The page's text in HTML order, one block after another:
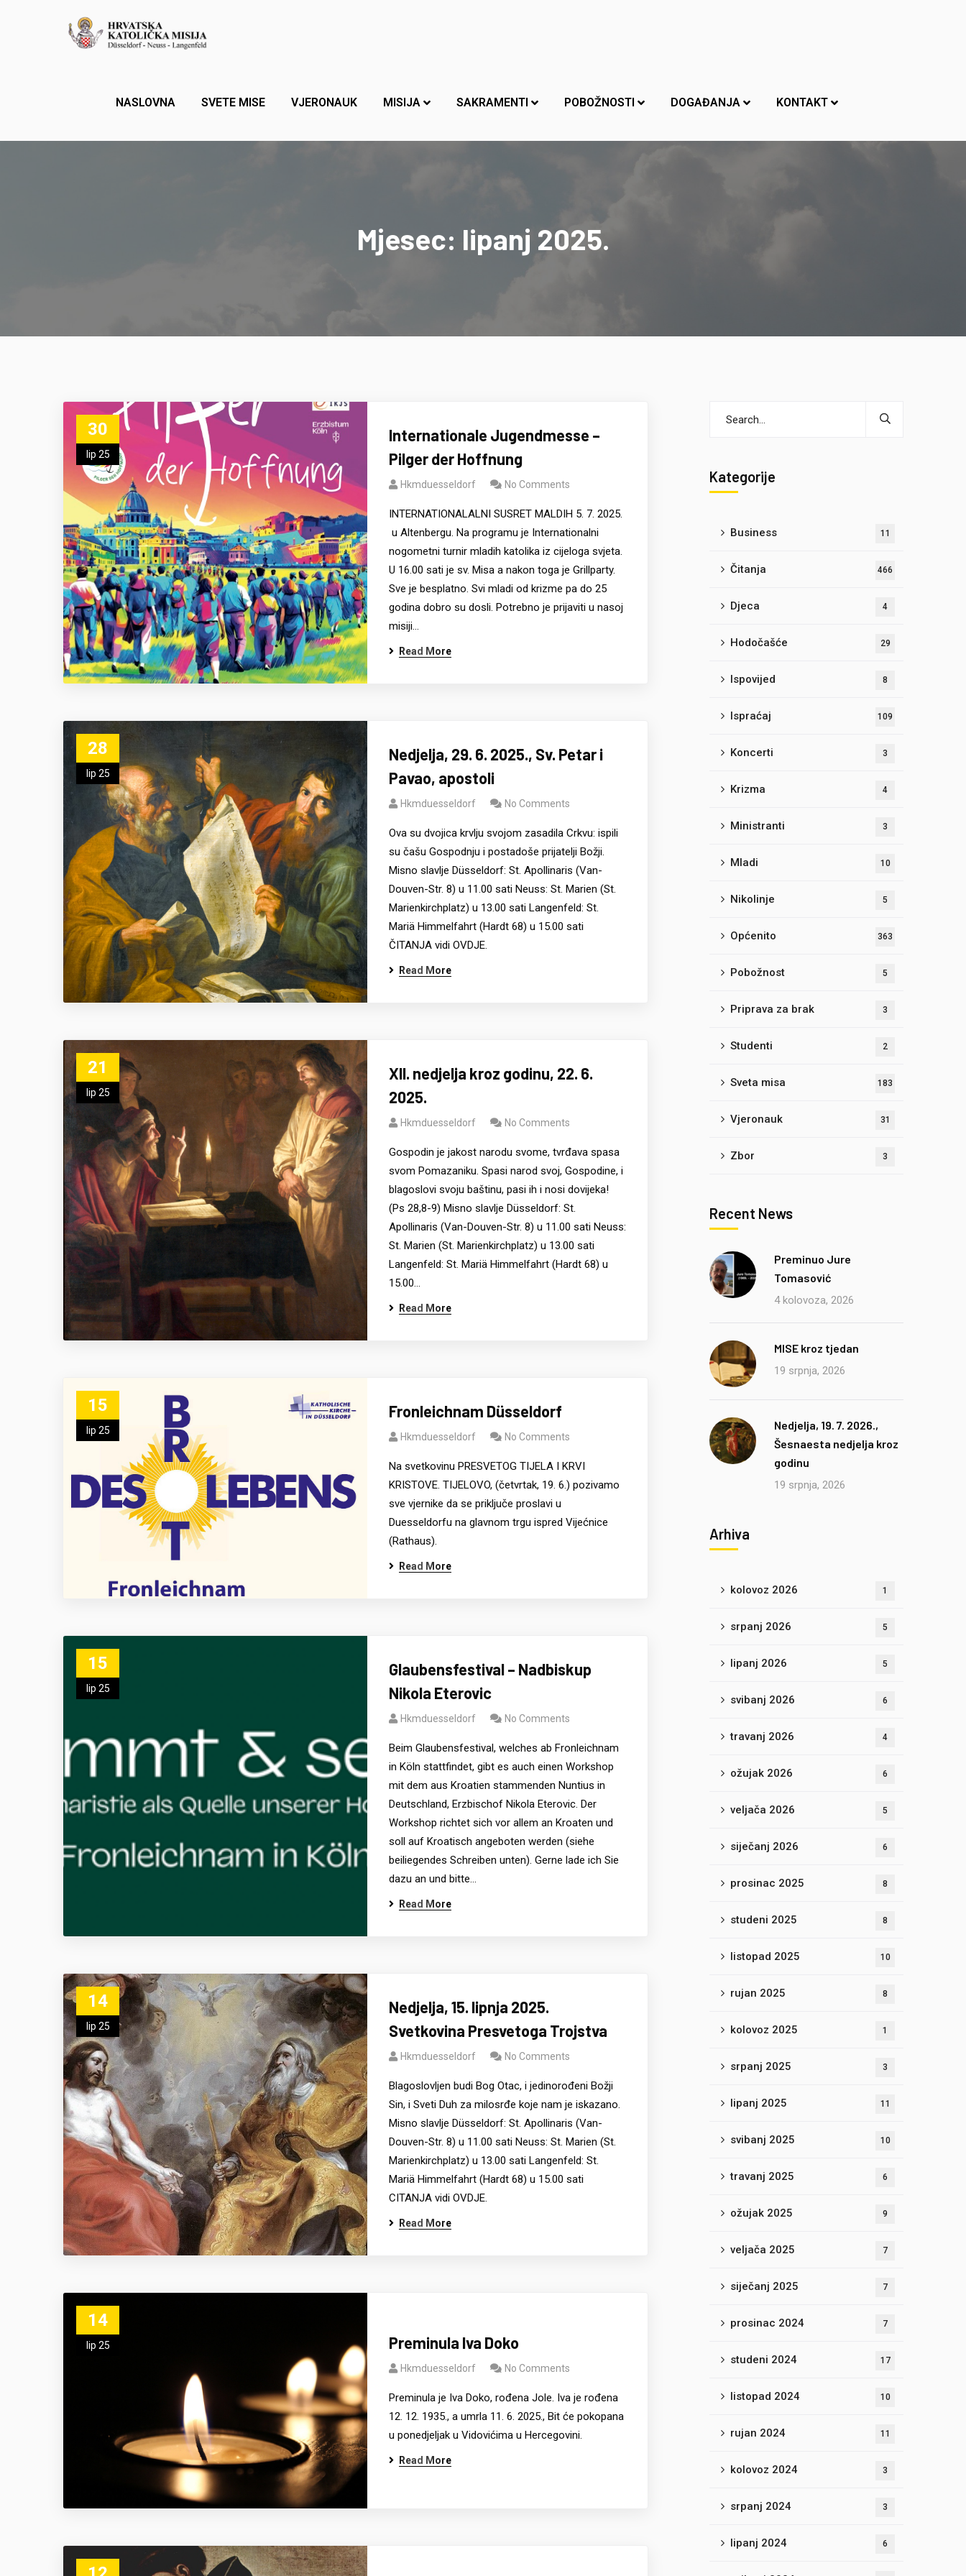
NASLOVNA SVETE MISE VJERONAUK MISIJA SAKRAMENTI POBOŽNOSTI DOGAĐANJA KONTAKT
Mjesec: lipanj 2025.
30
lip 25
Internationale Jugendmesse –
Pilger der Hoffnung
Hkmduesseldorf No Comments
INTERNATIONALALNI SUSRET MALDIH 5. 7. 2025.
u Altenbergu. Na programu je Internationalni
nogometni turnir mladih katolika iz cijeloga svjeta.
U 16.00 sati je sv. Misa a nakon toga je Grillparty.
Sve je besplatno. Svi mladi od krizme pa do 25
godina dobro su dosli. Potrebno je prijaviti u nasoj
misiji…
Read More
28
lip 25
Nedjelja, 29. 6. 2025., Sv. Petar i
Pavao, apostoli
Hkmduesseldorf No Comments
Ova su dvojica krvlju svojom zasadila Crkvu: ispili
su čašu Gospodnju i postadoše prijatelji Božji.
Misno slavlje Düsseldorf: St. Apollinaris (Van-
Douven-Str. 8) u 11.00 sati Neuss: St. Marien (St.
Marienkirchplatz) u 13.00 sati Langenfeld: St.
Mariä Himmelfahrt (Hardt 68) u 15.00 sati
ČITANJA vidi OVDJE.
Read More
21
lip 25
XII. nedjelja kroz godinu, 22. 6.
2025.
Hkmduesseldorf No Comments
Gospodin je jakost narodu svome, tvrđava spasa
svom Pomazaniku. Spasi narod svoj, Gospodine, i
blagoslovi svoju baštinu, pasi ih i nosi dovijeka!
(Ps 28,8-9) Misno slavlje Düsseldorf: St.
Apollinaris (Van-Douven-Str. 8) u 11.00 sati Neuss:
St. Marien (St. Marienkirchplatz) u 13.00 sati
Langenfeld: St. Mariä Himmelfahrt (Hardt 68) u
15.00…
Read More
15
lip 25
Fronleichnam Düsseldorf
Hkmduesseldorf No Comments
Na svetkovinu PRESVETOG TIJELA I KRVI
KRISTOVE. TIJELOVO, (četvrtak, 19. 6.) pozivamo
sve vjernike da se priključe proslavi u
Duesseldorfu na glavnom trgu ispred Vijećnice
(Rathaus).
Read More
15
lip 25
Glaubensfestival – Nadbiskup
Nikola Eterovic
Hkmduesseldorf No Comments
Beim Glaubensfestival, welches ab Fronleichnam
in Köln stattfindet, gibt es auch einen Workshop
mit dem aus Kroatien stammenden Nuntius in
Deutschland, Erzbischof Nikola Eterovic. Der
Workshop richtet sich vor allem an Kroaten und
soll auf Kroatisch angeboten werden (siehe
beiliegendes Schreiben unten). Gerne lade ich Sie
dazu an und bitte…
Read More
14
lip 25
Nedjelja, 15. lipnja 2025.
Svetkovina Presvetoga Trojstva
Hkmduesseldorf No Comments
Blagoslovljen budi Bog Otac, i jedinorođeni Božji
Sin, i Sveti Duh za milosrđe koje nam je iskazano.
Misno slavlje Düsseldorf: St. Apollinaris (Van-
Douven-Str. 8) u 11.00 sati Neuss: St. Marien (St.
Marienkirchplatz) u 13.00 sati Langenfeld: St.
Mariä Himmelfahrt (Hardt 68) u 15.00 sati
CITANJA vidi OVDJE.
Read More
14
lip 25 Preminula Iva Doko
Hkmduesseldorf No Comments
Preminula je Iva Doko, rođena Jole. Iva je rođena
12. 12. 1935., a umrla 11. 6. 2025., Bit će pokopana
u ponedjeljak u Vidovićima u Hercegovini.
Read More
Kategorije
Business 11
Čitanja 466
Djeca 4
Hodočašće 29
Ispovijed 8
Ispraćaj 109
Koncerti 3
Krizma 4
Ministranti 3
Mladi 10
Nikolinje 5
Općenito 363
Pobožnost 5
Priprava za brak 3
Studenti 2
Sveta misa 183
Vjeronauk 31
Zbor 3
Recent News
Preminuo Jure
Tomasović
4 kolovoza, 2026
MISE kroz tjedan
19 srpnja, 2026
Nedjelja, 19. 7. 2026.,
Šesnaesta nedjelja kroz
godinu
19 srpnja, 2026
Arhiva
kolovoz 2026 1
srpanj 2026 5
lipanj 2026 5
svibanj 2026 6
travanj 2026 4
ožujak 2026 6
veljača 2026 5
siječanj 2026 6
prosinac 2025 8
studeni 2025 8
listopad 2025 10
rujan 2025 8
kolovoz 2025 1
srpanj 2025 3
lipanj 2025 11
svibanj 2025 10
travanj 2025 6
ožujak 2025 9
veljača 2025 7
siječanj 2025 7
prosinac 2024 7
studeni 2024 17
listopad 2024 10
rujan 2024 11
kolovoz 2024 3
srpanj 2024 3
lipanj 2024 6